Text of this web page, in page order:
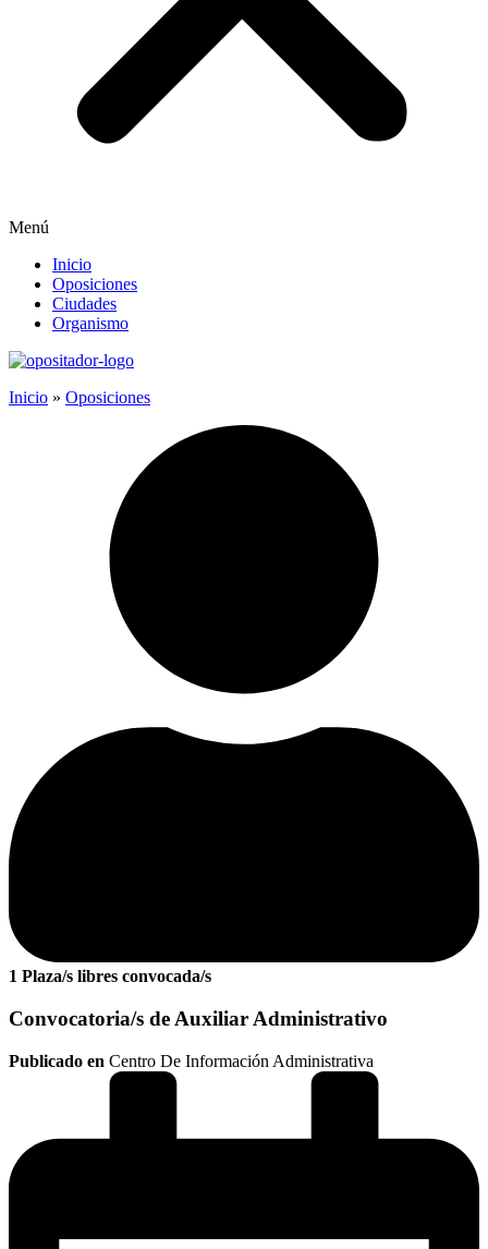
Menú
Inicio
Oposiciones
Ciudades
Organismo
Inicio » Oposiciones
1 Plaza/s libres convocada/s
Convocatoria/s de Auxiliar Administrativo
Publicado en Centro De Información Administrativa